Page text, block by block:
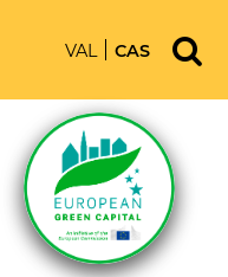
VAL CAS